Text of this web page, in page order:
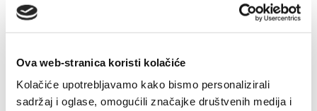
Ova web-stranica koristi kolačiće
Kolačiće upotrebljavamo kako bismo personalizirali
sadržaj i oglase, omogućili značajke društvenih medija i
hr
en